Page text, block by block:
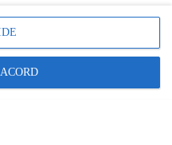
zgomotului